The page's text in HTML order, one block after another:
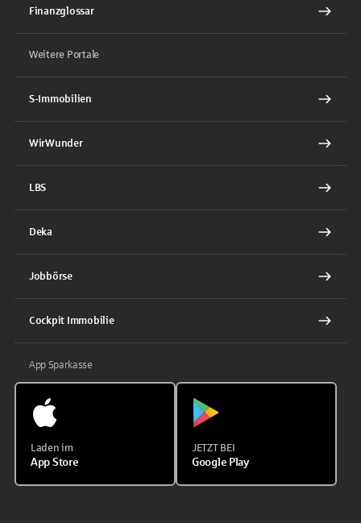
Finanzglossar
Weitere Portale
S-Immobilien
WirWunder
LBS
Deka
Jobbörse
Cockpit Immobilie
App Sparkasse
Laden im
App Store
JETZT BEI
Google Play